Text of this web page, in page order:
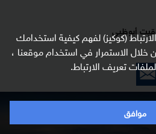
(كوكيز) لفهم كيفية استخدامك
الاستمرار في استخدام موقعنا ،
تعريف الارتباط.
موافق
18